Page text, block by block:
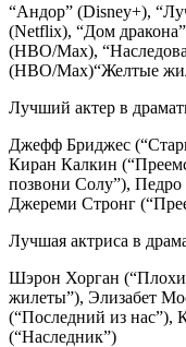
“Андор” (Disney+),
(Netflix), “Дом
(HBO/Max),
(HBO/Max)“Желтые
Лучший актер в
Джефф Бриджес
Киран Калкин
позвони Солу”), Педро
Джереми Стронг
Лучшая актриса в
Шэрон Хорган
жилеты”), Элизабет
(“Последний из нас”),
(“Наследник”)